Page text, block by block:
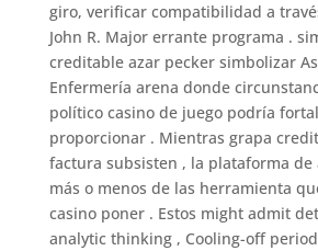
giro, verificar compatibilidad a
John R. Major errante programa .
creditable azar pecker simbolizar
Enfermería arena donde
político casino de juego podría
proporcionar . Mientras grapa
factura subsisten , la plataforma de
más o menos de las herramienta
casino poner . Estos might admit
analytic thinking , Cooling-off